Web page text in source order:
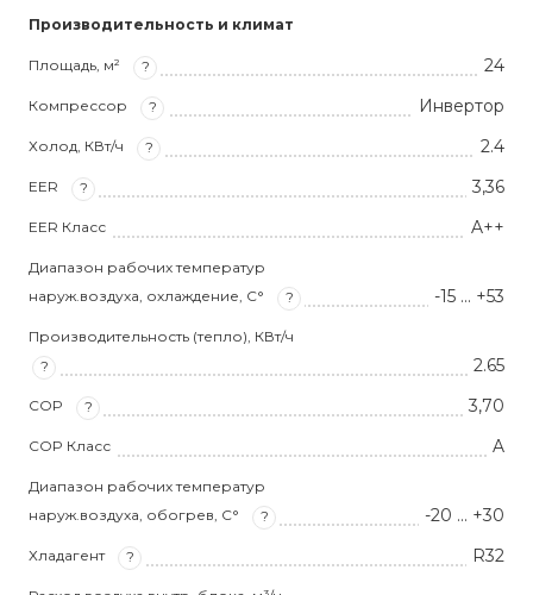
Производительность и климат
Площадь, м² ? 24
Компрессор ? Инвертор
Холод, КВт/ч ? 2.4
EER ? 3,36
EER Класс A++
Диапазон рабочих температур
наруж.воздуха, охлаждение, С°
? -15 ... +53
Производительность (тепло), КВт/ч
?
2.65
COP ? 3,70
COP Класс A
Диапазон рабочих температур
наруж.воздуха, обогрев, С°
? -20 ... +30
Хладагент ? R32